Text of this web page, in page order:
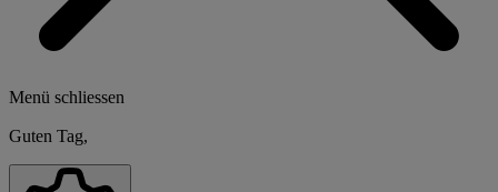
Menü schliessen
Guten Tag,